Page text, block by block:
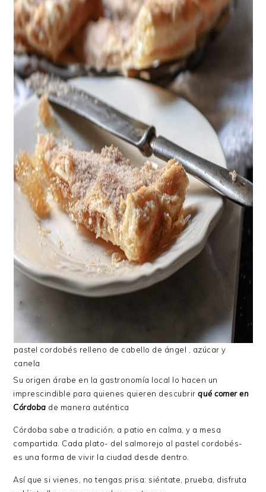
pastel cordobés relleno de cabello de ángel , azúcar y
canela
Su origen árabe en la gastronomía local lo hacen un
imprescindible para quienes quieren descubrirqué comer en
Córdoba de manera auténtica
Córdoba sabe a tradición, a patio en calma, y a mesa
compartida. Cada plato- del salmorejo al pastel cordobés-
es una forma de vivir la ciudad desde dentro.
Así que si vienes, no tengas prisa: siéntate, prueba, disfruta